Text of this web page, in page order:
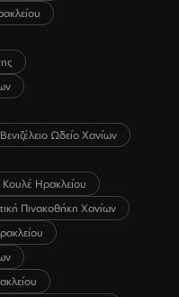
Βενιζέλειο Ωδείο Χανίων
Κουλέ Ηρακλείου
Πινακοθήκη Χανίων